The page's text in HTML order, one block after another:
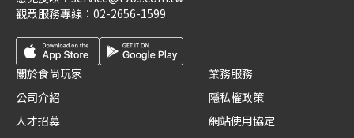
觀眾服務專線： 02-2656-1599
關於食尚玩家
公司介紹
人才招募
業務服務
隱私權政策
網站使用協定